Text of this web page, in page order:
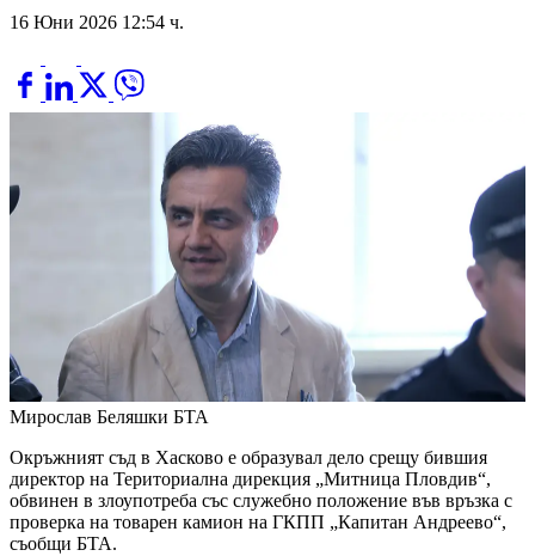
16 Юни 2026 12:54 ч.
Мирослав Беляшки БТА
Окръжният съд в Хасково е образувал дело срещу бившия
директор на Териториална дирекция „Митница Пловдив“,
обвинен в злоупотреба със служебно положение във връзка с
проверка на товарен камион на ГКПП „Капитан Андреево“,
съобщи БТА.